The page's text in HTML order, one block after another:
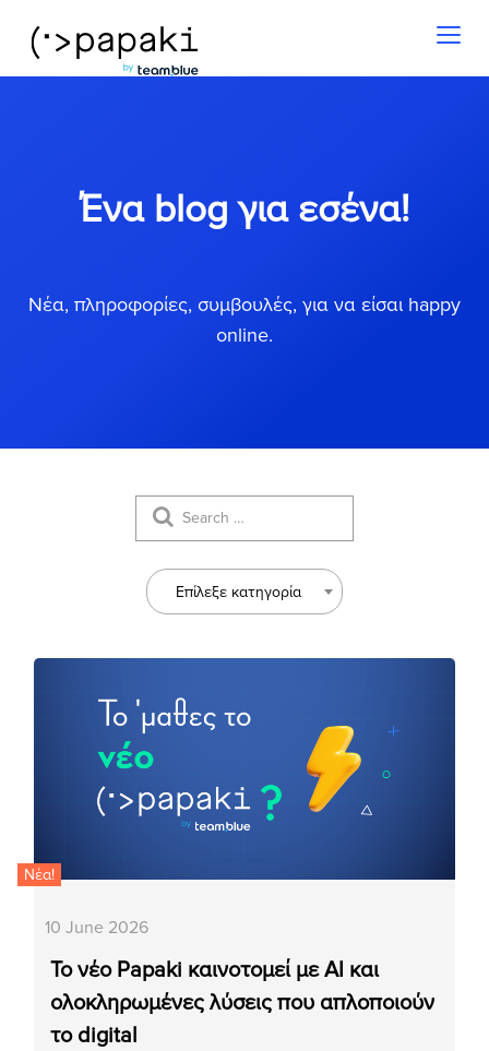
Ένα blog για εσένα!
Νέα, πληροφορίες, συμβουλές, για να είσαι happy
online.
Επίλεξε κατηγορία
Νέα!
10 June 2026
Το νέο Papaki καινοτομεί με AI και
ολοκληρωμένες λύσεις που απλοποιούν
το digital